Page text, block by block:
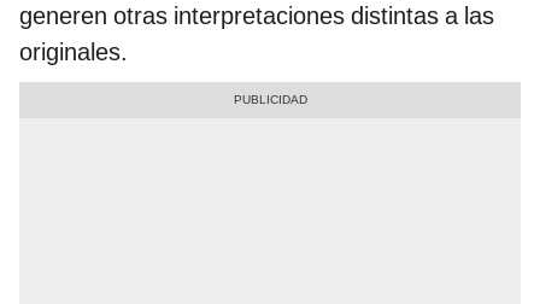
generen otras interpretaciones distintas a las
originales.